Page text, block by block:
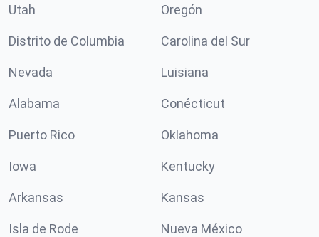
Utah Oregón
Distrito de Columbia Carolina del Sur
Nevada Luisiana
Alabama Conécticut
Puerto Rico Oklahoma
Iowa Kentucky
Arkansas Kansas
Isla de Rode Nueva México